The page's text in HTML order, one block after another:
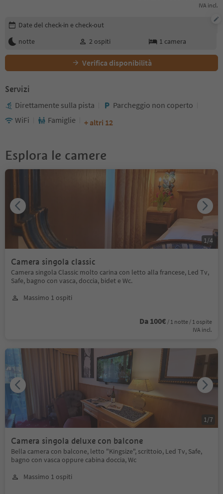
IVA incl.
Modifica i dettagli della prenotazione
Date del check-in e check-out
notte
2 ospiti 1 camera
Verifica disponibilità
Servizi
Direttamente sulla pista
Parcheggio non coperto
WiFi
Famiglie + altri 12
Esplora le camere
Camera singola classic
Camera singola Classic molto carina con letto alla francese, Led Tv,
Safe, bagno con vasca, doccia, bidet e Wc.
Massimo 1 ospiti
Da 100€ / 1 notte / 1 ospite
IVA incl.
1/4
Camera singola deluxe con balcone
Bella camera con balcone, letto "Kingsize", scrittoio, Led Tv, Safe,
bagno con vasca oppure cabina doccia, Wc
Massimo 1 ospiti
1/7